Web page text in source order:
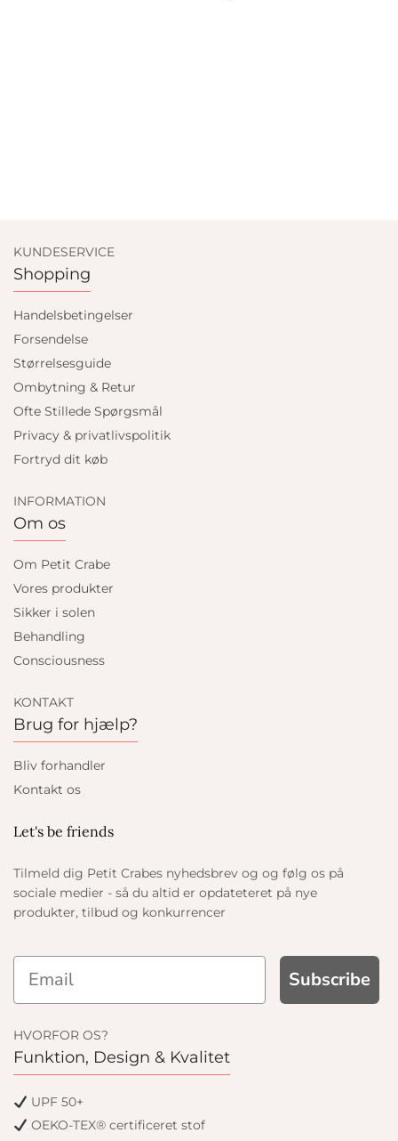
KUNDESERVICE
Shopping
Handelsbetingelser
Forsendelse
Størrelsesguide
Ombytning & Retur
Ofte Stillede Spørgsmål
Privacy & privatlivspolitik
Fortryd dit køb
INFORMATION
Om os
Om Petit Crabe
Vores produkter
Sikker i solen
Behandling
Consciousness
KONTAKT
Brug for hjælp?
Bliv forhandler
Kontakt os
Let's be friends
Tilmeld dig Petit Crabes nyhedsbrev og og følg os på
sociale medier - så du altid er opdateteret på nye
produkter, tilbud og konkurrencer
Subscribe
HVORFOR OS?
Funktion, Design & Kvalitet
UPF 50+
OEKO-TEX® certificeret stof